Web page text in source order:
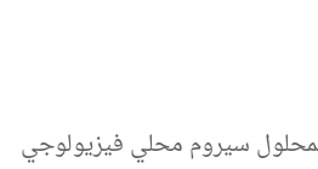
سيروم محلي فيزيولوجي